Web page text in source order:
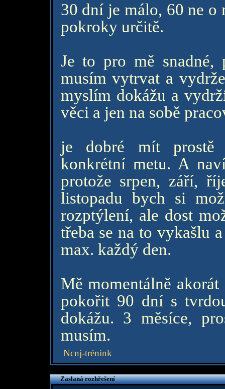
30 dní je málo, 60 ne
pokroky určitě.
Je to pro mě
musím vytrvat a
myslím dokážu a
věci a jen na sobě
je dobré mít prostě
konkrétní metu. A
protože srpen, září,
listopadu bych si
rozptýlení, ale dost
třeba se na to vykašlu
max. každý den.
Mě momentálně
pokořit 90 dní s
dokážu. 3 měsíce,
musím.
Ncnj-trénink
Zaslaná rozhřešení